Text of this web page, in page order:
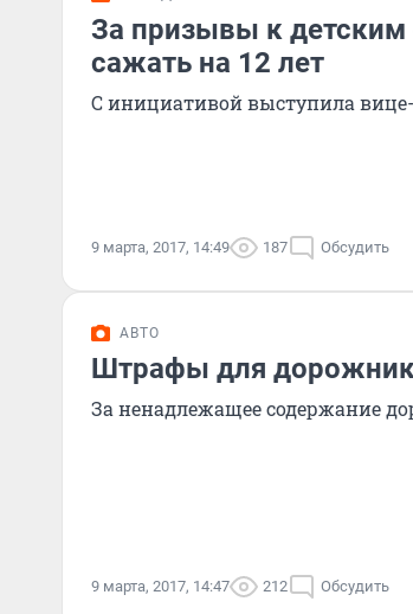
За призывы к
сажать на 12 лет
С инициативой выступила
9 марта, 2017, 14:49 187 Обсудить
АВТО
Штрафы для
За ненадлежащее содержание
9 марта, 2017, 14:47 212 Обсудить